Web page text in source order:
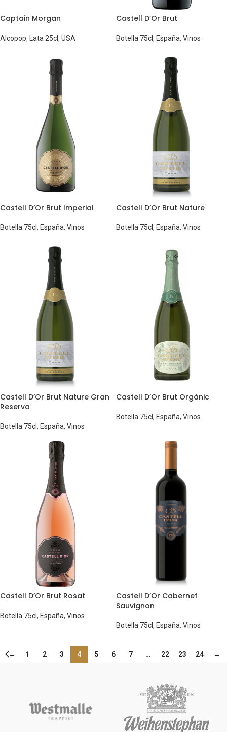
Captain Morgan
Alcopop, Lata 25cl, USA
Castell D’Or Brut
Botella 75cl, España, Vinos
Castell D’Or Brut Imperial
Botella 75cl, España, Vinos
Castell D’Or Brut Nature
Botella 75cl, España, Vinos
Castell D’Or Brut Nature Gran
Reserva
Botella 75cl, España, Vinos
Castell D’Or Brut Orgànic
Botella 75cl, España, Vinos
Castell D’Or Brut Rosat
Botella 75cl, España, Vinos
Castell D’Or Cabernet
Sauvignon
Botella 75cl, España, Vinos
← 1 2 3 4 5 6 7 … 22 23 24 →